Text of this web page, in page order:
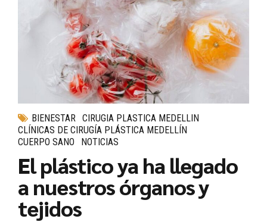
BIENESTAR CIRUGIA PLASTICA MEDELLIN
CLÍNICAS DE CIRUGÍA PLÁSTICA MEDELLÍN
CUERPO SANO
NOTICIAS
El plástico ya ha llegado
a nuestros órganos y
tejidos